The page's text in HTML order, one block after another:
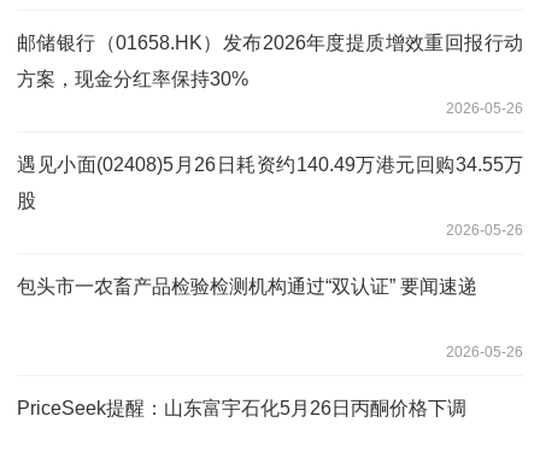
邮储银行（01658.HK）发布2026年度提质增效重回报行动
方案，现金分红率保持30%
2026-05-26
遇见小面(02408)5月26日耗资约140.49万港元回购34.55万
股
2026-05-26
包头市一农畜产品检验检测机构通过“双认证” 要闻速递
2026-05-26
PriceSeek提醒：山东富宇石化5月26日丙酮价格下调